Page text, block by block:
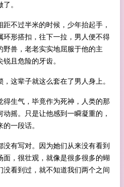
。
不过半米的时候，少年抬起手，
环形搭扣，往下一拉，男人便不得
兽，老老实实地屈服于他的主
且危险的牙齿。
，这辈子就这么套在了男人身上。
生气，毕竟作为死神，人类的那
摇。只是让他感到一瞬凝重的，
一段话。
有写对。因为她们从来没有看到
，很壮观，就像是很多很多的蝴
看到过，就不知道我们两个之间